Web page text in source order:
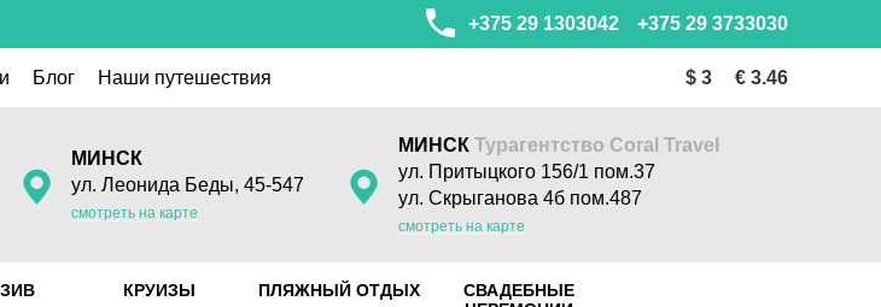
+375 29 3733030
+375 29 1303042
Блог Наши путешествия $ 3 € 3.46
МИНСК
ул. Леонида Беды, 45-547
смотреть на карте
МИНСК Турагентство Coral Travel
ул. Притыцкого 156/1 пом.37
ул. Скрыганова 4б пом.487
смотреть на карте
КРУИЗЫ ПЛЯЖНЫЙ ОТДЫХ
СВАДЕБНЫЕ